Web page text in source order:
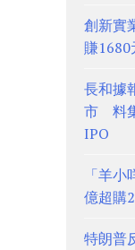
創新實
賺
長和據
市 料
IPO
「羊
億超購
特朗普